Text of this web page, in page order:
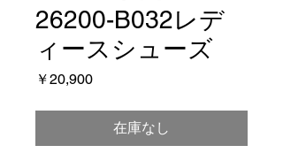
26200-B032レデ
ィースシューズ
￥20,900価
在庫なし